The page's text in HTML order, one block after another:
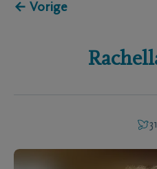
← Vorige